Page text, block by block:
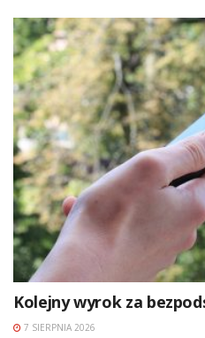
Kolejny wyrok za
7 SIERPNIA 2026